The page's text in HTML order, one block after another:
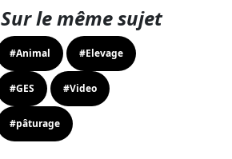
Sur le même sujet
#Animal #Elevage
#GES #Video
#pâturage